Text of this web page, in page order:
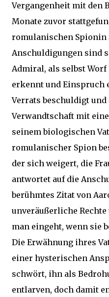
Vergangenheit mit den
Monate zuvor
romulanischen Spionin
Anschuldigungen sind
Admiral, als selbst
erkennt und Einspruch
Verrats beschuldigt und
Verwandtschaft mit
seinem biologischen
romulanischer Spion
der sich weigert, die
antwortet auf die
berühmtes Zitat von
unveräußerliche Rechte
man eingeht, wenn sie
Die Erwähnung ihres
einer hysterischen
schwört, ihn als
entlarven, doch damit